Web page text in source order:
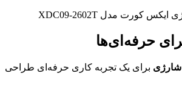
حرفه‌ای‌ها
شارژی برای یک تجربه کاری حرفه‌ای طراحی